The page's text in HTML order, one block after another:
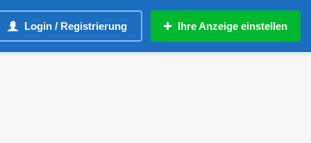
Login / Registrierung Ihre Anzeige einstellen